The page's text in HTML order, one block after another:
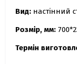
Вид: настінний
Розмір, мм:
Термін